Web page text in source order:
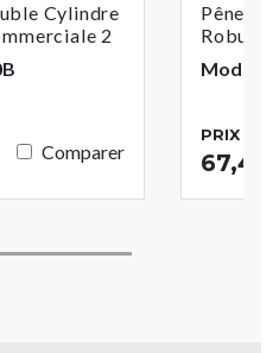
Cylindre
2
Comparer
Pêne
Modèle
PRIX DE
67,41